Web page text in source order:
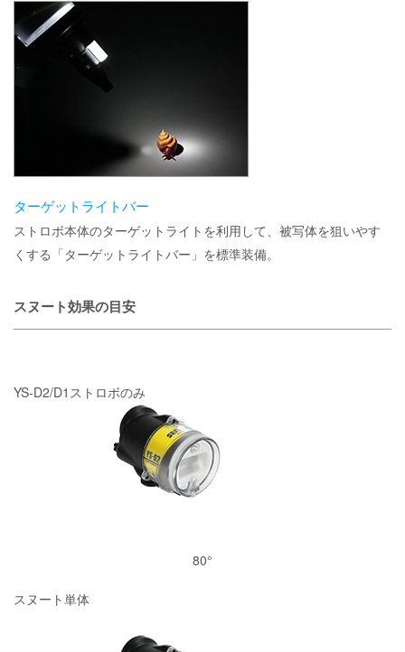
ターゲットライトバー
ストロボ本体のターゲットライトを利用して、被写体を狙いやす
くする「ターゲットライトバー」を標準装備。
スヌート効果の目安
YS-D2/D1ストロボのみ
80°
スヌート単体